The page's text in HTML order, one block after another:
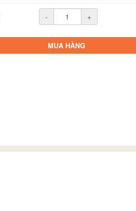
- +
MUA HÀNG